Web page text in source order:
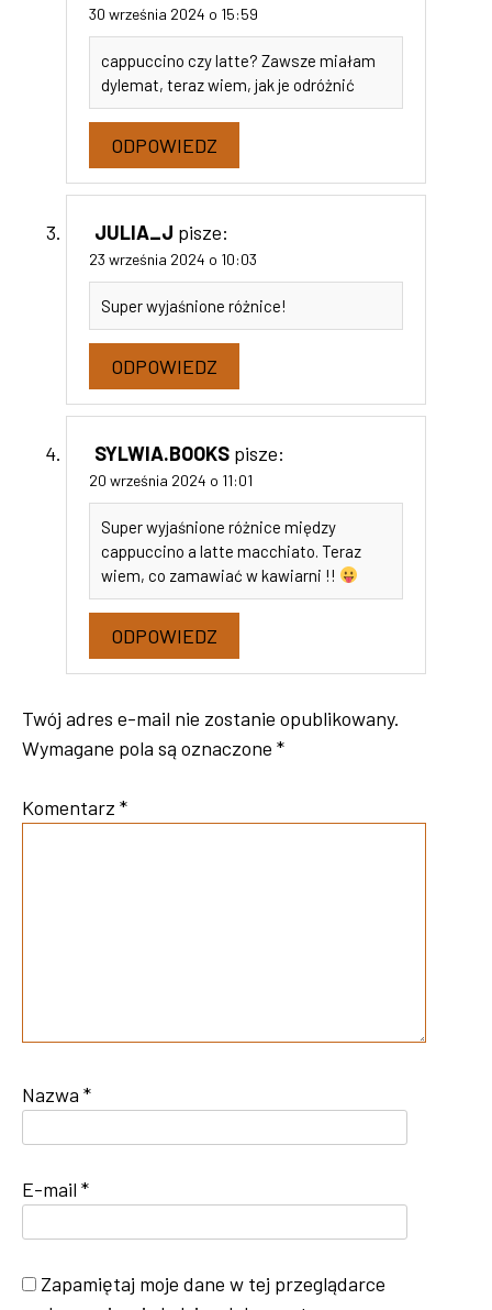
30 września 2024 o 15:59
cappuccino czy latte? Zawsze miałam
dylemat, teraz wiem, jak je odróżnić
ODPOWIEDZ
JULIA_J pisze:
23 września 2024 o 10:03
Super wyjaśnione różnice!
ODPOWIEDZ
SYLWIA.BOOKS pisze:
20 września 2024 o 11:01
Super wyjaśnione różnice między
cappuccino a latte macchiato. Teraz
wiem, co zamawiać w kawiarni !!
ODPOWIEDZ
Twój adres e-mail nie zostanie opublikowany.
Wymagane pola są oznaczone *
Komentarz *
Nazwa *
E-mail *
Zapamiętaj moje dane w tej przeglądarce